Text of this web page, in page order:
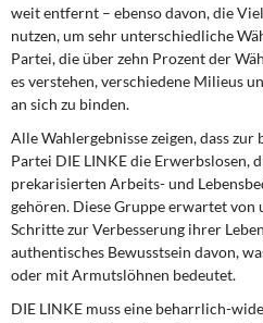
weit entfernt – ebenso davon, die
nutzen, um sehr unterschiedliche
Partei, die über zehn Prozent der
es verstehen, verschiedene Milieus
an sich zu binden.
Alle Wahlergebnisse zeigen, dass
Partei DIE LINKE die Erwerbslosen,
prekarisierten Arbeits- und
gehören. Diese Gruppe erwartet
Schritte zur Verbesserung ihrer
authentisches Bewusstsein davon,
oder mit Armutslöhnen bedeutet.
DIE LINKE muss eine beharrlich-